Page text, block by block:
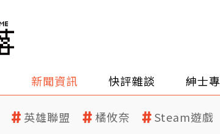
新聞資訊 快評雜談 紳士
英雄聯盟 橘攸奈 Steam遊戲